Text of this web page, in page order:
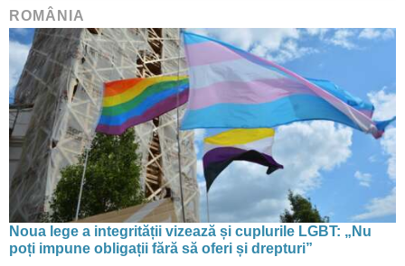
ROMÂNIA
Noua lege a integrității vizează și cuplurile LGBT: „Nu
poți impune obligații fără să oferi și drepturi”